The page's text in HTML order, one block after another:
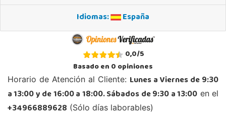
Idiomas:
España
0,0/5
Basado en0opiniones
Horario de Atención al Cliente: Lunes a Viernes de 9:30
a 13:00 y de 16:00 a 18:00. Sábados de 9:30 a 13:00 en el
+34966889628 (Sólo días laborables)